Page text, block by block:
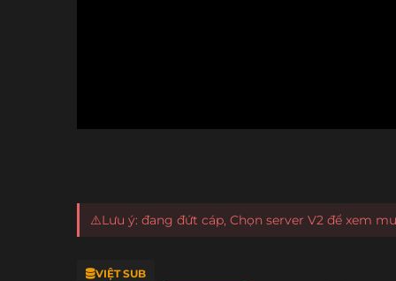
⚠️Lưu ý: đang đứt cáp, Chọn server V2 để xem
VIỆT SUB